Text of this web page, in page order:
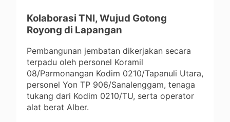
Kolaborasi TNI, Wujud Gotong
Royong di Lapangan
Pembangunan jembatan dikerjakan secara
terpadu oleh personel Koramil
08/Parmonangan Kodim 0210/Tapanuli Utara,
personel Yon TP 906/Sanalenggam, tenaga
tukang dari Kodim 0210/TU, serta operator
alat berat Alber.